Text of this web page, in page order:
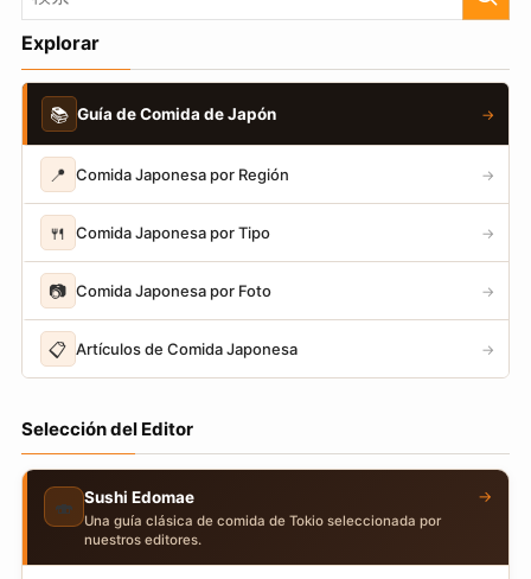
Explorar
📚 Guía de Comida de Japón →
📍 Comida Japonesa por Región →
🍴 Comida Japonesa por Tipo →
📷 Comida Japonesa por Foto →
📋 Artículos de Comida Japonesa →
Selección del Editor
🍣 Sushi Edomae
Una guía clásica de comida de Tokio seleccionada por
nuestros editores.
→